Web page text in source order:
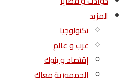
المزيد
تكنولوجيا
عرب و عالم
إقتصاد و بنوك
الجمهورية معاك